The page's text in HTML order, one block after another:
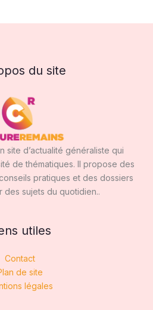
du site
site d’actualité généraliste qui
de thématiques. Il propose des
pratiques et des dossiers
des sujets du quotidien..
utiles
Contact
de site
légales